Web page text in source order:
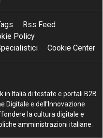
Rss Feed
Policy
Cookie Center
in Italia di testate e portali B2B
Digitale e dell’Innovazione
la cultura digitale e
amministrazioni italiane.